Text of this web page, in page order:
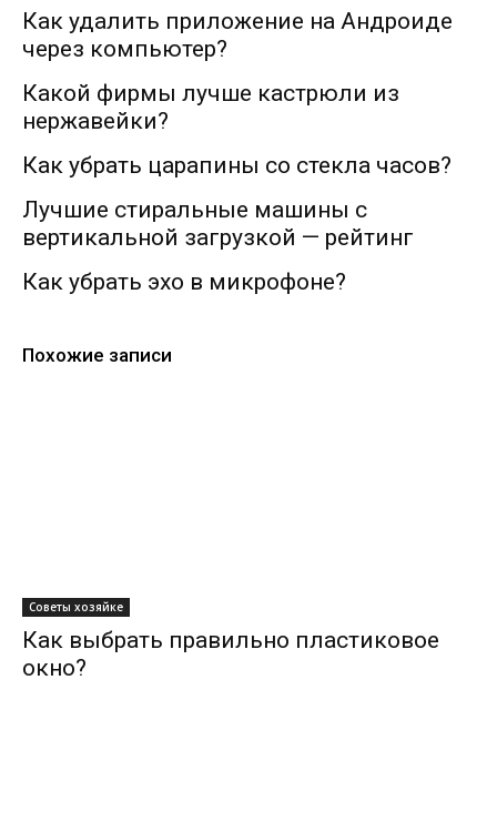
Как удалить приложение на Андроиде
через компьютер?
Какой фирмы лучше кастрюли из
нержавейки?
Как убрать царапины со стекла часов?
Лучшие стиральные машины с
вертикальной загрузкой — рейтинг
Как убрать эхо в микрофоне?
Похожие записи
Советы хозяйке
Как выбрать правильно пластиковое
окно?